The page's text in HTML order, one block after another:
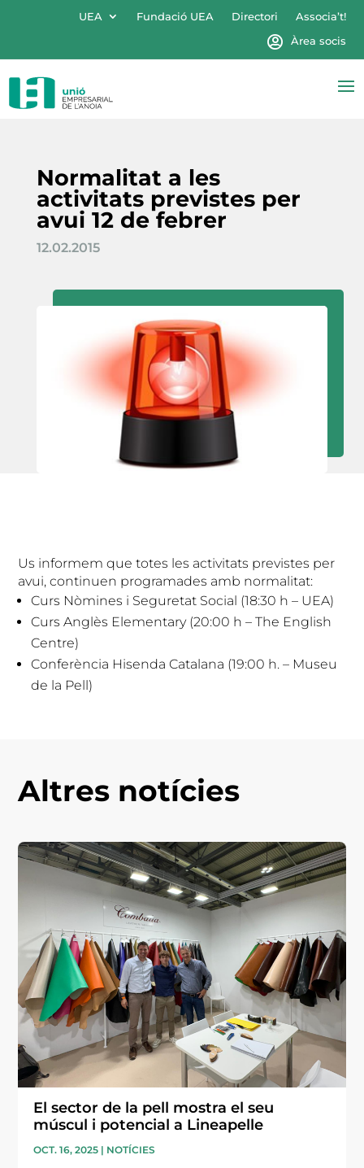
UEA Fundació UEA Directori
Associa’t!
Àrea socis
Normalitat a les
activitats previstes per
avui 12 de febrer
12.02.2015
Us informem que totes les activitats previstes per
avui, continuen programades amb normalitat:
Curs Nòmines i Seguretat Social (18:30 h – UEA)
Curs Anglès Elementary (20:00 h – The English
Centre)
Conferència Hisenda Catalana (19:00 h. – Museu
de la Pell)
Altres notícies
El sector de la pell mostra el seu
múscul i potencial a Lineapelle
OCT. 16, 2025 | NOTÍCIES